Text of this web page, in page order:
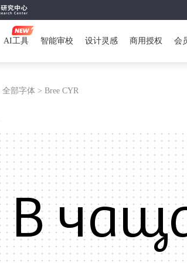
AI工具 智能审校 设计灵感 商用授权 会
全部字体 > Bree CYR
В